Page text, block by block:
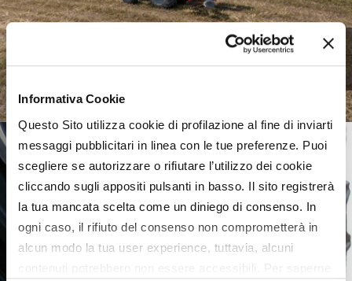
Informativa Cookie
Questo Sito utilizza cookie di profilazione al fine di inviarti
messaggi pubblicitari in linea con le tue preferenze. Puoi
scegliere se autorizzare o rifiutare l’utilizzo dei cookie
cliccando sugli appositi pulsanti in basso. Il sito registrerà
la tua mancata scelta come un diniego di consenso. In
ogni caso, il rifiuto del consenso non comprometterà in
alcun modo la tua user experience, tuttavia, alcuni
Meccanica agricola, uno
scenario complesso